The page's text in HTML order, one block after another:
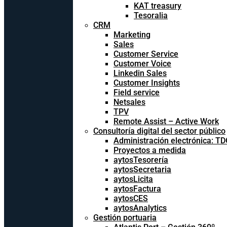
KAT treasury
Tesoralia
CRM
Marketing
Sales
Customer Service
Customer Voice
Linkedin Sales
Customer Insights
Field service
Netsales
TPV
Remote Assist – Active Work
Consultoría digital del sector público
Administración electrónica:
Proyectos a medida
aytosTesorería
aytosSecretaria
aytosLicita
aytosFactura
aytosCES
aytosAnalytics
Gestión portuaria